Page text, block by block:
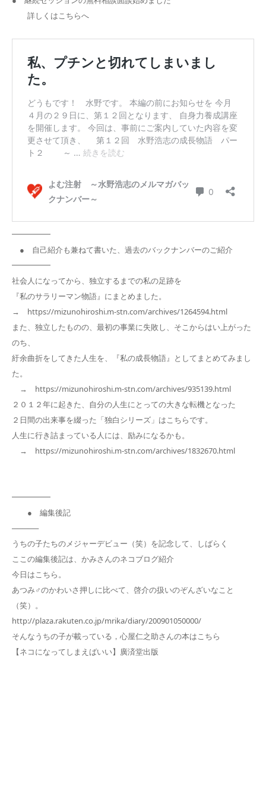
詳しくはこちらへ
━━━━━
● 自己紹介も兼ねて書いた、過去のバックナンバーのご紹介
━━━━━
社会人になってから、独立するまでの私の足跡を
『私のサラリーマン物語』にまとめました。
→ https://mizunohiroshi.m-stn.com/archives/1264594.html
また、独立したものの、最初の事業に失敗し、そこからはい上がった
のち、
紆余曲折をしてきた人生を、『私の成長物語』としてまとめてみまし
た。
→ https://mizunohiroshi.m-stn.com/archives/935139.html
２０１２年に起きた、自分の人生にとっての大きな転機となった
２日間の出来事を綴った「独白シリーズ」はこちらです。
人生に行き詰まっている人には、励みになるかも。
→ https://mizunohiroshi.m-stn.com/archives/1832670.html
━━━━━
● 編集後記
─────
うちの子たちのメジャーデビュー（笑）を記念して、しばらく
ここの編集後記は、かみさんのネコブログ紹介
今日はこちら。
あつみ♂のかわいさ押しに比べて、啓介の扱いのぞんざいなこと
（笑）。
http://plaza.rakuten.co.jp/mrika/diary/200901050000/
そんなうちの子が載っている，心屋仁之助さんの本はこちら
【ネコになってしまえばいい】廣済堂出版